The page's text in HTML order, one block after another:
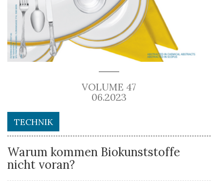
VOLUME 47
06.2023
TECHNIK
Warum kommen Biokunststoffe
nicht voran?